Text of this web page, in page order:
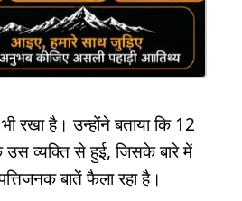
भी रखा है। उन्होंने बताया कि 12
उस व्यक्ति से हुई, जिसके बारे में
बातें फैला रहा है।